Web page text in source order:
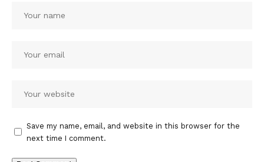
Save my name, email, and website in this browser for the
next time I comment.